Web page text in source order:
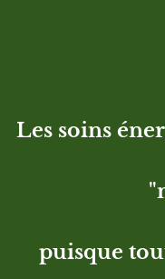
Les soins
puisque